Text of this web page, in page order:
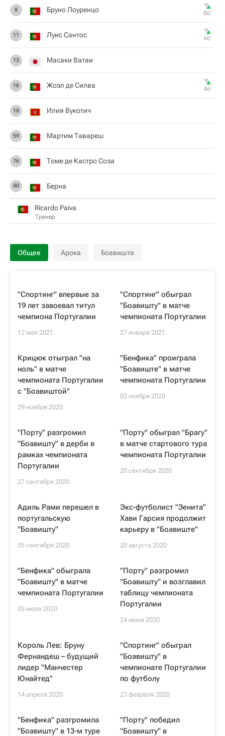
8 Бруно Лоуренцо 86‎’‎
11 Луис Сантос 46‎’‎
13 Масаки Ватаи
16 Жоэл де Силва 46‎’‎
18 Илия Вукотич
59 Мартим Тавареш
76 Томе де Кастро Соза
80 Берна
Ricardo Paiva
Тренер
Общее Арока Боавишта
"Спортинг" впервые за
19 лет завоевал титул
чемпиона Португалии
12 мая 2021
"Спортинг" обыграл
"Боавишту" в матче
чемпионата Португалии
27 января 2021
Крицюк отыграл "на
ноль" в матче
чемпионата Португалии
с "Боавиштой"
29 ноября 2020
"Бенфика" проиграла
"Боавиште" в матче
чемпионата Португалии
03 ноября 2020
"Порту" разгромил
"Боавишту" в дерби в
рамках чемпионата
Португалии
27 сентября 2020
"Порту" обыграл "Брагу"
в матче стартового тура
чемпионата Португалии
20 сентября 2020
Адиль Рами перешел в
португальскую
"Боавишту"
05 сентября 2020
Экс-футболист "Зенита"
Хави Гарсия продолжит
карьеру в "Боавиште"
20 августа 2020
"Бенфика" обыграла
"Боавишту" в матче
чемпионата Португалии
05 июля 2020
"Порту" разгромил
"Боавишту" и возглавил
таблицу чемпионата
Португалии
24 июня 2020
Король Лев: Бруну
Фернандеш – будущий
лидер "Манчестер
Юнайтед"
14 апреля 2020
"Спортинг" обыграл
"Боавишту" в
чемпионате Португалии
по футболу
23 февраля 2020
"Бенфика" разгромила
"Боавишту" в 13-м туре
"Порту" победил
"Боавишту" в